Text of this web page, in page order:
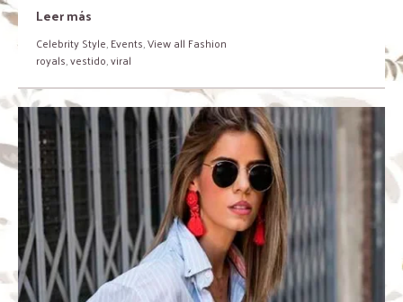
Leer más
Celebrity Style,Events,View all Fashion
royals,vestido,viral